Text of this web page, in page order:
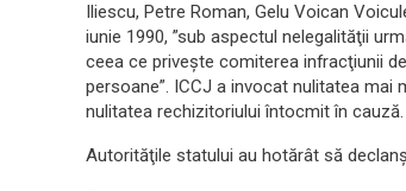
Iliescu, Petre Roman, Gelu Voican
iunie 1990, ”sub aspectul nelegalităţii
ceea ce priveşte comiterea infracţiunii
persoane”. ICCJ a invocat nulitatea
nulitatea rechizitoriului întocmit în cauză.
Autorităţile statului au hotărât să